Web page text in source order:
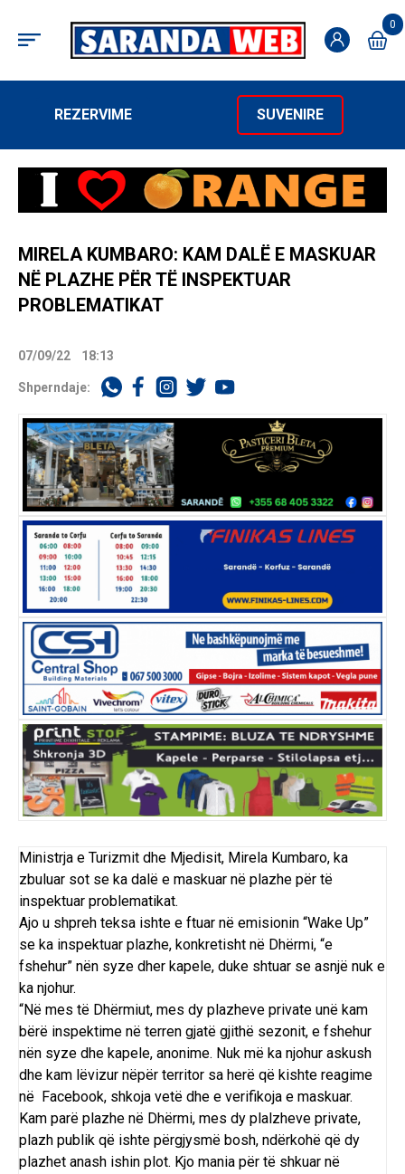
0
REZERVIME SUVENIRE
MIRELA KUMBARO: KAM DALË E MASKUAR
NË PLAZHE PËR TË INSPEKTUAR
PROBLEMATIKAT
07/09/22 18:13
Shperndaje:
Ministrja e Turizmit dhe Mjedisit, Mirela Kumbaro, ka
zbuluar sot se ka dalë e maskuar në plazhe për të
inspektuar problematikat.
Ajo u shpreh teksa ishte e ftuar në emisionin “Wake Up”
se ka inspektuar plazhe, konkretisht në Dhërmi, “e
fshehur” nën syze dher kapele, duke shtuar se asnjë nuk e
ka njohur.
“Në mes të Dhërmiut, mes dy plazheve private unë kam
bërë inspektime në terren gjatë gjithë sezonit, e fshehur
nën syze dhe kapele, anonime. Nuk më ka njohur askush
dhe kam lëvizur nëpër territor sa herë që kishte reagime
në Facebook, shkoja vetë dhe e verifikoja e maskuar.
Kam parë plazhe në Dhërmi, mes dy plalzheve private,
plazh publik që ishte përgjysmë bosh, ndërkohë që dy
plazhet anash ishin plot. Kjo mania për të shkuar në